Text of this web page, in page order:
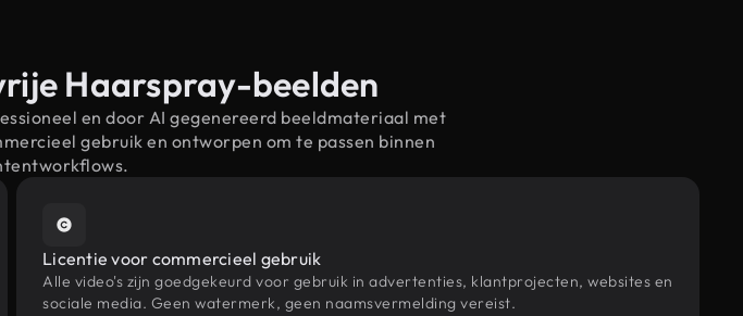
Haarspray-beelden
en door AI gegenereerd beeldmateriaal met
gebruik en ontworpen om te passen binnen
Licentie voor commercieel gebruik
Alle video's zijn goedgekeurd voor gebruik in advertenties, klantprojecten, websites en
sociale media. Geen watermerk, geen naamsvermelding vereist.